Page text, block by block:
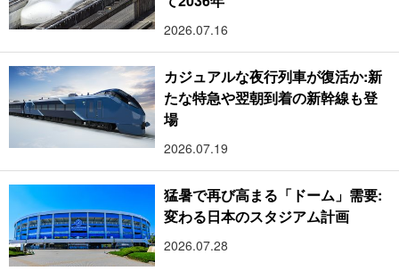
2026.07.16
カジュアルな夜行列車が復活か:新
たな特急や翌朝到着の新幹線も登
場
2026.07.19
猛暑で再び高まる「ドーム」需要:
変わる日本のスタジアム計画
2026.07.28